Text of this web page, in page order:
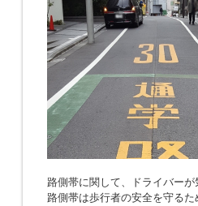
路側帯に関して、ドライバーが
路側帯は歩行者の安全を守る